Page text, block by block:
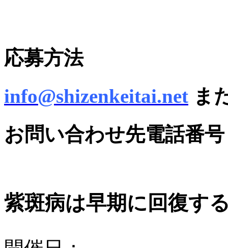
応募方法
info@shizenkeitai.net ま
お問い合わせ先電話番
紫斑病は早期に回復す